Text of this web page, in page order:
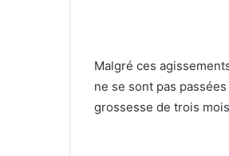
Malgré ces
ne se sont pas
grossesse de trois